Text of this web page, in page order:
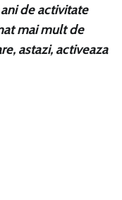
de activitate
mai mult de
astazi, activeaza